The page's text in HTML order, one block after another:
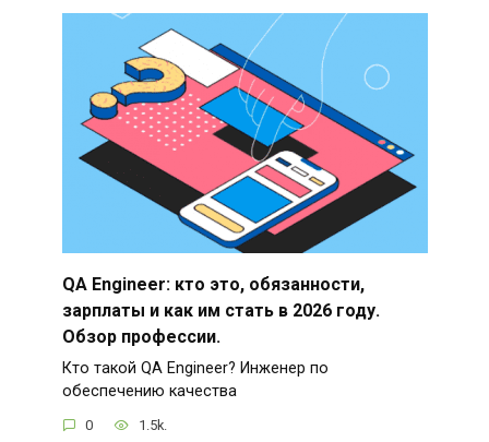
QA Engineer: кто это, обязанности,
зарплаты и как им стать в 2026 году.
Обзор профессии.
Кто такой QA Engineer? Инженер по
обеспечению качества
0 1.5k.